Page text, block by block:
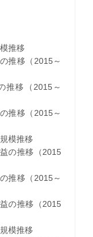
推移
推移（2015～
移（2015～
推移（2015～
模推移
の推移（2015
推移（2015～
の推移（2015
模推移